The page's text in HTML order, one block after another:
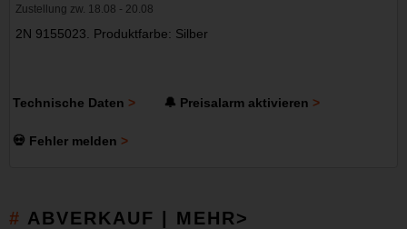
Zustellung zw. 18.08 - 20.08
2N 9155023. Produktfarbe: Silber
Technische Daten 🔔 Preisalarm aktivieren
💀 Fehler melden
ABVERKAUF | MEHR>